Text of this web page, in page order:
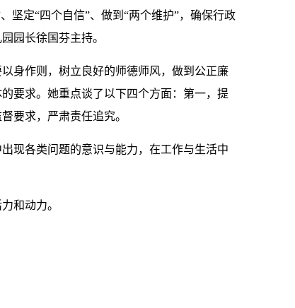
坚定“四个自信”、做到“两个维护”，确保行政
园园长徐国芬主持。
身作则，树立良好的师德师风，做到公正廉
要求。她重点谈了以下四个方面：第一，提
督要求，严肃责任追究。
现各类问题的意识与能力，在工作与生活中
和动力。